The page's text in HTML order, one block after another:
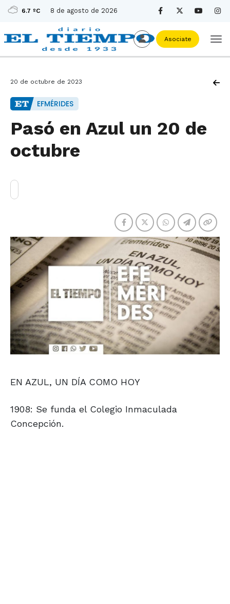
6.7 ºC 8 de agosto de 2026
Asociate
20 de octubre de 2023
EFMÉRIDES
Pasó en Azul un 20 de
octubre
EN AZUL, UN DÍA COMO HOY
1908: Se funda el Colegio Inmaculada
Concepción.